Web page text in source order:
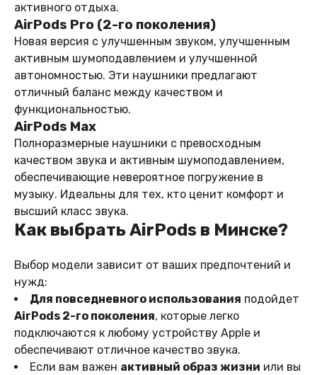
активного отдыха.
AirPods Pro (2-го поколения)
Новая версия с улучшенным звуком, улучшенным
активным шумоподавлением и улучшенной
автономностью. Эти наушники предлагают
отличный баланс между качеством и
функциональностью.
AirPods Max
Полноразмерные наушники с превосходным
качеством звука и активным шумоподавлением,
обеспечивающие невероятное погружение в
музыку. Идеальны для тех, кто ценит комфорт и
высший класс звука.
Как выбрать AirPods в Минске?
Выбор модели зависит от ваших предпочтений и
нужд:
Для повседневного использования подойдет
AirPods 2-го поколения, которые легко
подключаются к любому устройству Apple и
обеспечивают отличное качество звука.
Если вам важен активный образ жизни или вы